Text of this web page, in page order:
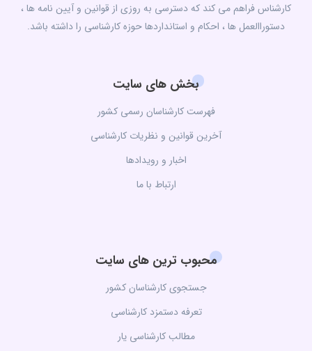
کارشناس فراهم می کند که دسترسی به روزی از قوانین و آیین نامه ها ،
دستوراالعمل ها ، احکام و استانداردها حوزه کارشناسی را داشته باشد.
بخش های سایت
فهرست کارشناسان رسمی کشور
آخرین قوانین و نظریات کارشناسی
اخبار و رویدادها
ارتباط با ما
محبوب ترین های سایت
جستجوی کارشناسان کشور
تعرفه دستمزد کارشناسی
مطالب کارشناسی یار